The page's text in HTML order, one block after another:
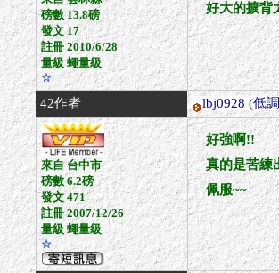
磅數 13.8磅
發文 17
註冊 2010/6/28
量級 蠅量級
☆
好大的擴背
42作者 lbj0928 (低
來自 台中市
磅數 6.2磅
發文 471
註冊 2007/12/26
量級 蠅量級
☆
好強啊!!
真的是苦練
佩服~~